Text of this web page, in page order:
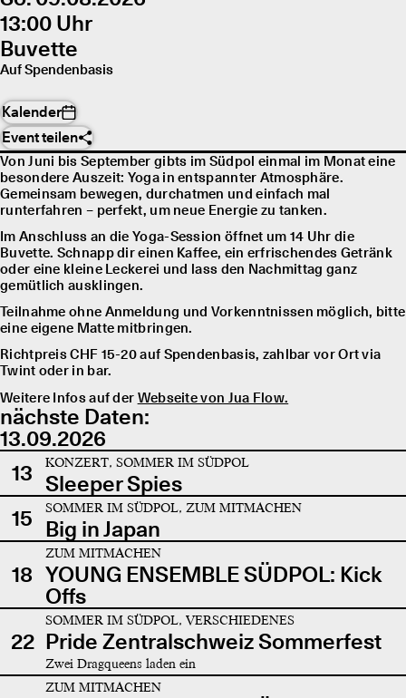
13:00 Uhr
Buvette
Auf Spendenbasis
Kalender
Event teilen
Von Juni bis September gibts im Südpol einmal im Monat eine
besondere Auszeit: Yoga in entspannter Atmosphäre.
Gemeinsam bewegen, durchatmen und einfach mal
runterfahren – perfekt, um neue Energie zu tanken.
Im Anschluss an die Yoga-Session öffnet um 14 Uhr die
Buvette. Schnapp dir einen Kaffee, ein erfrischendes Getränk
oder eine kleine Leckerei und lass den Nachmittag ganz
gemütlich ausklingen.
Teilnahme ohne Anmeldung und Vorkenntnissen möglich, bitte
eine eigene Matte mitbringen.
Richtpreis CHF 15-20 auf Spendenbasis, zahlbar vor Ort via
Twint oder in bar.
Weitere Infos auf der Webseite von Jua Flow.
nächste Daten:
13.09.2026
13
KONZERT, SOMMER IM SÜDPOL
Sleeper Spies
15
SOMMER IM SÜDPOL, ZUM MITMACHEN
Big in Japan
18
ZUM MITMACHEN
YOUNG ENSEMBLE SÜDPOL: Kick
Offs
22
SOMMER IM SÜDPOL, VERSCHIEDENES
Pride Zentralschweiz Sommerfest
Zwei Dragqueens laden ein
ZUM MITMACHEN